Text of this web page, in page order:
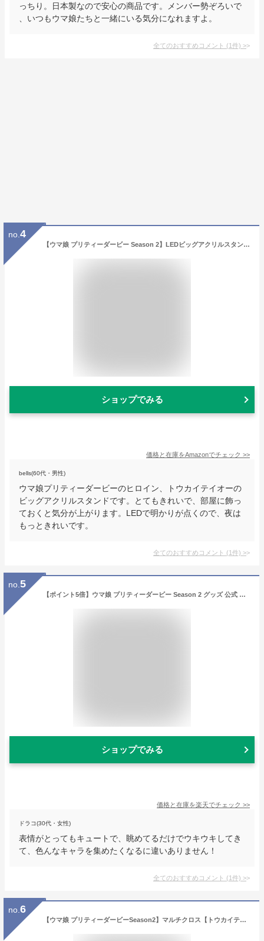
っちり。日本製なので安心の商品です。メンバー勢ぞろいで
、いつもウマ娘たちと一緒にいる気分になれますよ。
全てのおすすめコメント (1件) >
no. 4
【ウマ娘 プリティーダービー Season 2】LEDビッグアクリルスタンド /01 トウカイテイオー
ショップでみる
価格と在庫をAmazonでチェック >>
bells(60代・男性)
ウマ娘プリティーダービーのヒロイン、トウカイテイオーの
ビッグアクリルスタンドです。とてもきれいで、部屋に飾っ
ておくと気分が上がります。LEDで明かりが点くので、夜は
もっときれいです。
全てのおすすめコメント (1件) >
no. 5
【ポイント5倍】ウマ娘 プリティーダービー Season 2 グッズ 公式 サイレンススズカ アクリルつままれ キーホルダー ストラップ COSPA
ショップでみる
価格と在庫を楽天でチェック >>
ドラコ(30代・女性)
表情がとってもキュートで、眺めてるだけでウキウキしてき
て、色んなキャラを集めたくなるに違いありません！
全てのおすすめコメント (1件) >
no. 6
【ウマ娘 プリティーダービーSeason2】マルチクロス【トウカイテイオー】【ウマ娘】【漫画】【アニメ】【育成ゲーム】【ゲーム】【ランチクロス】【敷物】【ランチョンマット】【マット】【飾り】【インテリア】【雑貨】【グッズ】【かわいい】